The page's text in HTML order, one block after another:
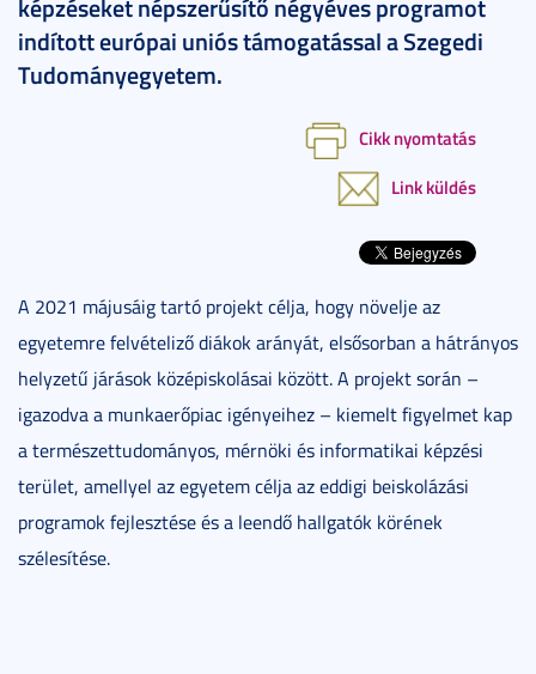
képzéseket népszerűsítő négyéves programot
indított európai uniós támogatással a Szegedi
Tudományegyetem.
Cikk nyomtatás
Link küldés
A 2021 májusáig tartó projekt célja, hogy növelje az
egyetemre felvételiző diákok arányát, elsősorban a hátrányos
helyzetű járások középiskolásai között. A projekt során –
igazodva a munkaerőpiac igényeihez – kiemelt figyelmet kap
a természettudományos, mérnöki és informatikai képzési
terület, amellyel az egyetem célja az eddigi beiskolázási
programok fejlesztése és a leendő hallgatók körének
szélesítése.